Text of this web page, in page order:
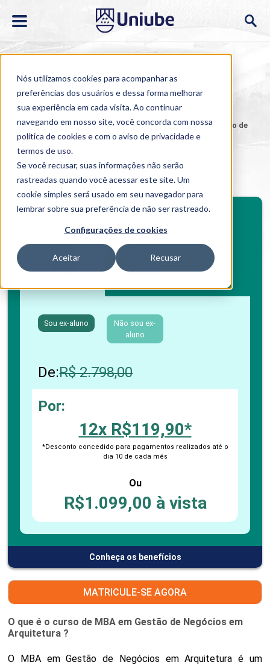
Nós utilizamos cookies para acompanhar as
preferências dos usuários e dessa forma melhorar
sua experiência em cada visita. Ao continuar
navegando em nosso site, você concorda com nossa
política de cookies e com o aviso deprivacidade e
termos de uso.
Se você recusar, suas informações não serão
rastreadas quando você acessar este site. Um
cookie simples será usado em seu navegador para
lembrar sobre sua preferência de não ser rastreado.
Configurações de cookies
Aceitar Recusar
Home > Cursos > EAD > Pós-graduação >MBA em Gestão de
Negócios em Arquitetura
MBA em Gestão de Negócios em
Arquitetura
Investimento
Boleto bancário / PIX Cartão de crédito
Sou ex-aluno
Não sou ex-
aluno
De:R$ 2.798,00
Por:
12x R$119,90*
*Desconto concedido para pagamentos realizados até o
dia 10 de cada mês
Ou
R$1.099,00 à vista
Conheça os benefícios
BENEFÍCIOS
Benefícios pós-graduação
MATRICULE-SE AGORA
O que é o curso de MBA em Gestão de Negócios em
Arquitetura ?
O MBA em Gestão de Negócios em Arquitetura é um